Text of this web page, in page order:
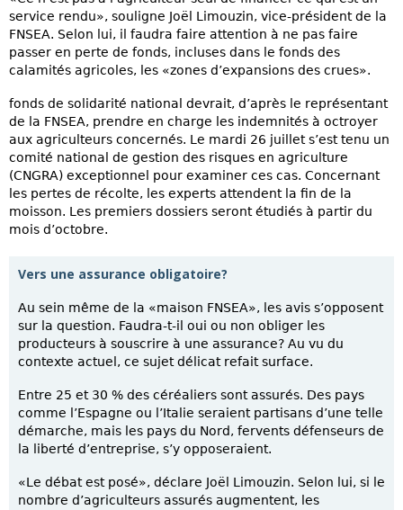
service rendu», souligne Joël Limouzin, vice-président de la
FNSEA. Selon lui, il faudra faire attention à ne pas faire
passer en perte de fonds, incluses dans le fonds des
calamités agricoles, les «zones d’expansions des crues».
fonds de solidarité national devrait, d’après le représentant
de la FNSEA, prendre en charge les indemnités à octroyer
aux agriculteurs concernés. Le mardi 26 juillet s’est tenu un
comité national de gestion des risques en agriculture
(CNGRA) exceptionnel pour examiner ces cas. Concernant
les pertes de récolte, les experts attendent la fin de la
moisson. Les premiers dossiers seront étudiés à partir du
mois d’octobre.
Vers une assurance obligatoire?
Au sein même de la «maison FNSEA», les avis s’opposent
sur la question. Faudra-t-il oui ou non obliger les
producteurs à souscrire à une assurance? Au vu du
contexte actuel, ce sujet délicat refait surface.
Entre 25 et 30 % des céréaliers sont assurés. Des pays
comme l’Espagne ou l’Italie seraient partisans d’une telle
démarche, mais les pays du Nord, fervents défenseurs de
la liberté d’entreprise, s’y opposeraient.
«Le débat est posé», déclare Joël Limouzin. Selon lui, si le
nombre d’agriculteurs assurés augmentent, les